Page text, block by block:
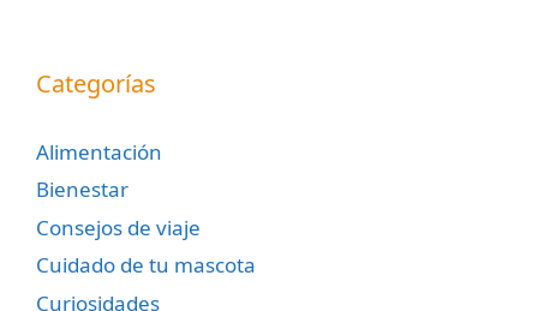
Categorías
Alimentación
Bienestar
Consejos de viaje
Cuidado de tu mascota
Curiosidades